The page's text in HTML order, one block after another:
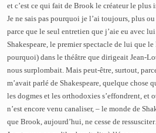
et c’est ce qui fait de Brook le créateur le
Je ne sais pas pourquoi je l’ai toujours, plus
parce que le seul entretien que j’aie eu avec
Shakespeare, le premier spectacle de lui que
pourquoi) dans le théâtre que dirigeait Jean-
nous surplombait. Mais peut-être, surtout,
m’avait parlé de Shakespeare, quelque chose
les dogmes et les orthodoxies s’effondrent, et
n’est encore venu canaliser, – le monde de
que Brook, aujourd’hui, ne cesse de